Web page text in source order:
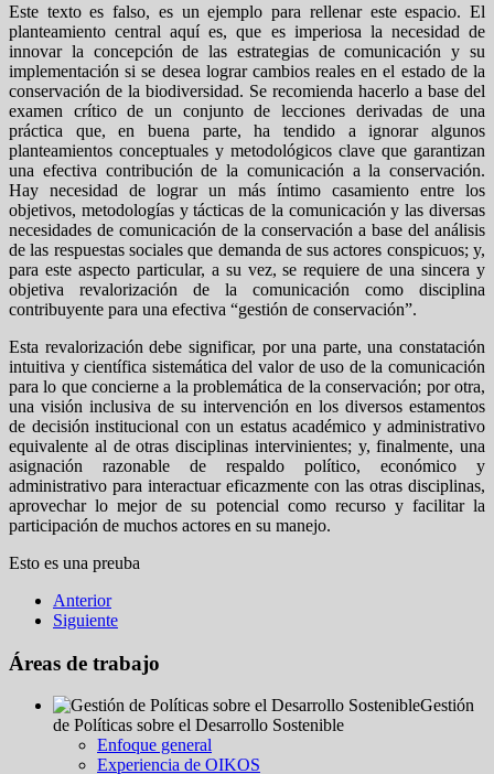
Este texto es falso, es un ejemplo para rellenar este espacio. El
planteamiento central aquí es, que es imperiosa la necesidad de
innovar la concepción de las estrategias de comunicación y su
implementación si se desea lograr cambios reales en el estado de la
conservación de la biodiversidad. Se recomienda hacerlo a base del
examen crítico de un conjunto de lecciones derivadas de una
práctica que, en buena parte, ha tendido a ignorar algunos
planteamientos conceptuales y metodológicos clave que garantizan
una efectiva contribución de la comunicación a la conservación.
Hay necesidad de lograr un más íntimo casamiento entre los
objetivos, metodologías y tácticas de la comunicación y las diversas
necesidades de comunicación de la conservación a base del análisis
de las respuestas sociales que demanda de sus actores conspicuos; y,
para este aspecto particular, a su vez, se requiere de una sincera y
objetiva revalorización de la comunicación como disciplina
contribuyente para una efectiva “gestión de conservación”.
Esta revalorización debe significar, por una parte, una constatación
intuitiva y científica sistemática del valor de uso de la comunicación
para lo que concierne a la problemática de la conservación; por otra,
una visión inclusiva de su intervención en los diversos estamentos
de decisión institucional con un estatus académico y administrativo
equivalente al de otras disciplinas intervinientes; y, finalmente, una
asignación razonable de respaldo político, económico y
administrativo para interactuar eficazmente con las otras disciplinas,
aprovechar lo mejor de su potencial como recurso y facilitar la
participación de muchos actores en su manejo.
Esto es una preuba
Anterior
Siguiente
Áreas de trabajo
Gestión
de Políticas sobre el Desarrollo Sostenible
Enfoque general
Experiencia de OIKOS